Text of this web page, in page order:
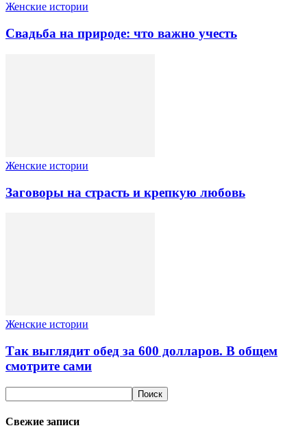
Женские истории
Свадьба на природе: что важно учесть
Женские истории
Заговоры на страсть и крепкую любовь
Женские истории
Так выглядит обед за 600 долларов. В общем
смотрите сами
Свежие записи